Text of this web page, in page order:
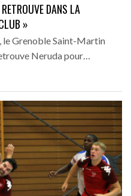
DANS LA
»
le Grenoble Saint-Martin
Neruda pour…